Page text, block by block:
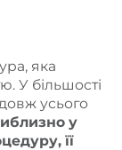
яка
У більшості
усього
у
її